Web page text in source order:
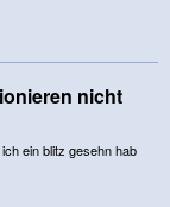
nicht
ein blitz gesehn hab